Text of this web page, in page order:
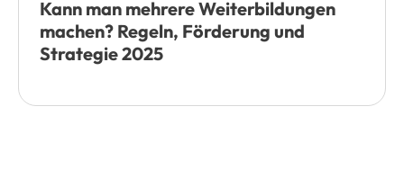
Kann man mehrere Weiterbildungen
machen? Regeln, Förderung und
Strategie 2025